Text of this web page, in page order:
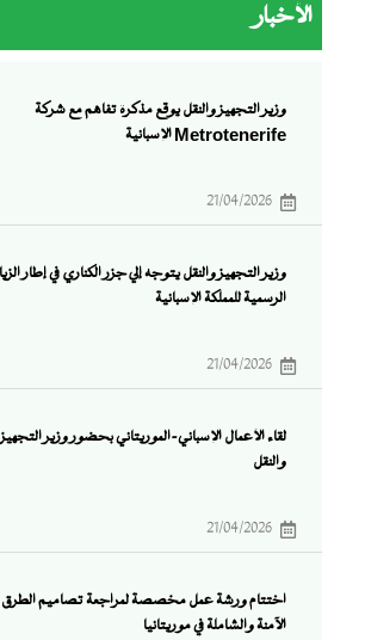
الأخبار
وزير التجهيز والنقل يوقع مذكرة تفاهم مع شركة
Metrotenerife الإسبانية
21/04/2026
وزير التجهيز والنقل يتوجه إلي جزر الكناري في إطار الزيارة
الرسمية للمملكة الإسبانية
21/04/2026
لقاء الأعمال الإسباني-الموريتاني بحضور وزير التجهيز
والنقل
21/04/2026
اختتام ورشة عمل مخصصة لمراجعة تصاميم الطرق
الآمنة والشاملة في موريتانيا